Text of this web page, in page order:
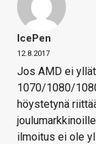
IcePen
12.8.2017
Jos AMD ei
1070/1080/
höystetynä
ilmoitus ei ole